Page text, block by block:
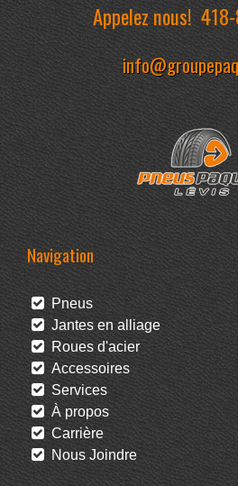
Appelez nous!
Navigation
Pneus
Jantes en alliage
Roues d'acier
Accessoires
Services
À propos
Carrière
Nous Joindre